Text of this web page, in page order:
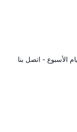
الأسبوع - اتصل بنا